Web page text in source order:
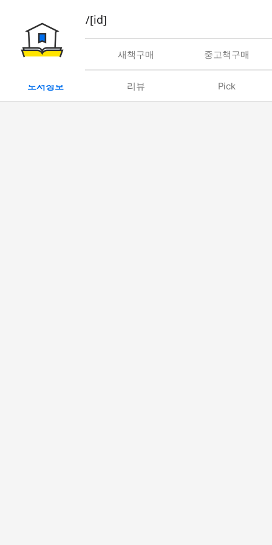
book/rent/[id]
대여 새책구매 중고책구매
도서정보 리뷰 Pick